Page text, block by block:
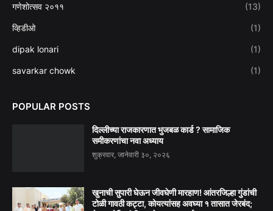
गणेशोत्सव २०११ (13)
व्हिडीओ (1)
dipak lonari (1)
savarkar chowk (1)
POPULAR POSTS
दिल्लीच्या राजकारणात भुजबळ कार्ड ? सामाजिक
समीकरणांचा नवा अध्याय
शुक्रवार, जानेवारी ३०, २०२६
खुनाची सुपारी घेऊन जीवघेणी मारहाण! आंतरजिल्हा गुंडांची
टोळी गावठी कट्टा, कोयत्यांसह अवघ्या १ तासात जेरबंद;